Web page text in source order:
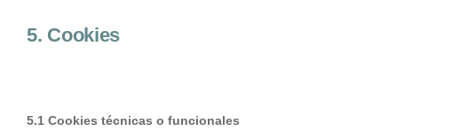
5. Cookies
5.1 Cookies técnicas o funcionales